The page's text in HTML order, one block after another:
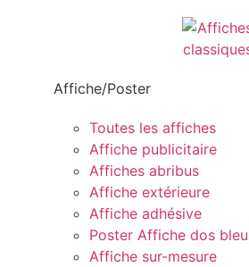
Affiche/Poster
Toutes les affiches
Affiche publicitaire
Affiches abribus
Affiche extérieure
Affiche adhésive
Poster Affiche dos bleu
Affiche sur-mesure